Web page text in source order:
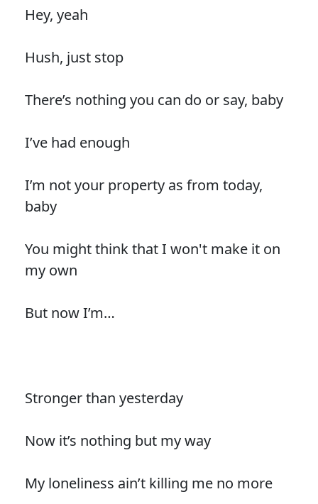
Hey, yeah
Hush, just stop
There’s nothing you can do or say, baby
I’ve had enough
I’m not your property as from today,
baby
You might think that I won't make it on
my own
But now I’m…
Stronger than yesterday
Now it’s nothing but my way
My loneliness ain’t killing me no more